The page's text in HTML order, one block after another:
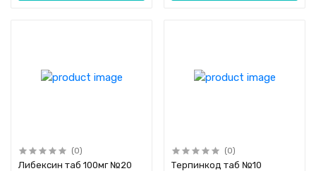
(0)
Либексин таб 100мг №20
(0)
Терпинкод таб №10